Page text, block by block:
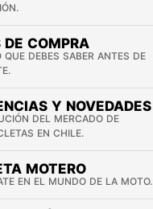
DE COMPRA
QUE DEBES SABER ANTES DE
Y NOVEDADES
DEL MERCADO DE
EN CHILE.
MOTERO
EN EL MUNDO DE LA MOTO.